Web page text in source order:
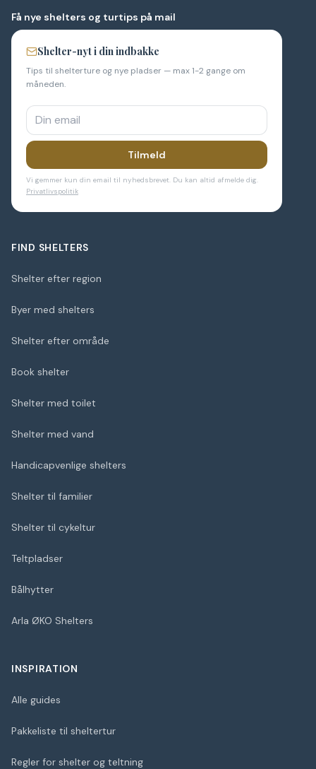
Få nye shelters og turtips på mail
Shelter-nyt i din indbakke
Tips til shelterture og nye pladser — max 1-2 gange om
måneden.
Tilmeld
Vi gemmer kun din email til nyhedsbrevet. Du kan altid afmelde dig.
Privatlivspolitik
FIND SHELTERS
Shelter efter region
Byer med shelters
Shelter efter område
Book shelter
Shelter med toilet
Shelter med vand
Handicapvenlige shelters
Shelter til familier
Shelter til cykeltur
Teltpladser
Bålhytter
Arla ØKO Shelters
INSPIRATION
Alle guides
Pakkeliste til sheltertur
Regler for shelter og teltning